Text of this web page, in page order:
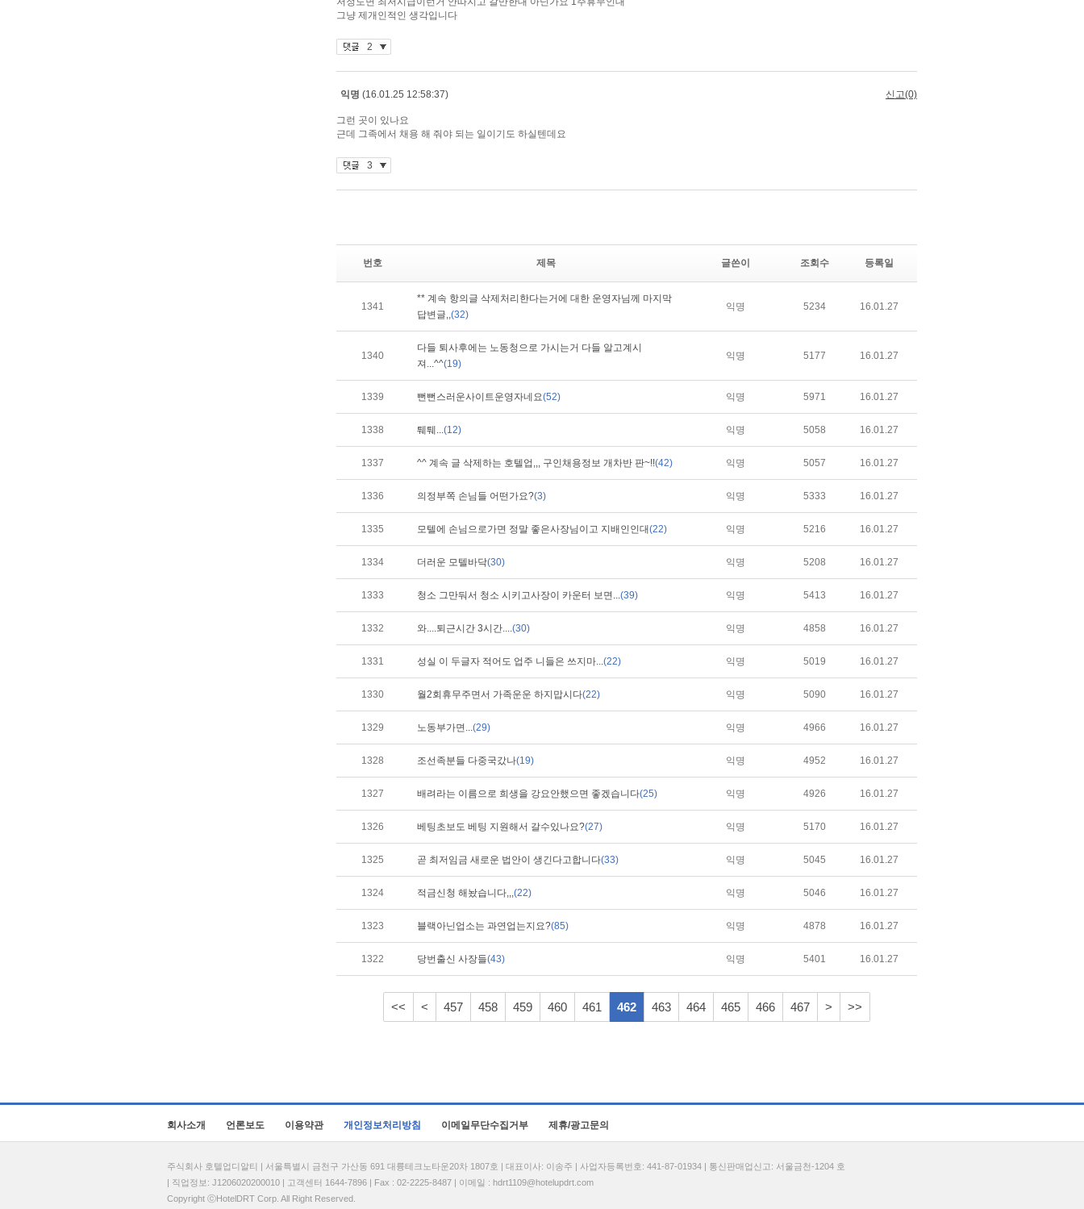
번호 제목 글쓴이 조회수 등록일
1341
** 계속 항의글 삭제처리한다는거에 대한 운영자님께 마지막
답변글,,(32)
익명 5234 16.01.27
1340
다들 퇴사후에는 노동청으로 가시는거 다들 알고계시
져...^^(19)
익명 5177 16.01.27
1339 뻔뻔스러운사이트운영자네요(52) 익명 5971 16.01.27
1338 퉤퉤...(12) 익명 5058 16.01.27
1337 ^^ 계속 글 삭제하는 호텔업,,, 구인채용정보 개차반 판~!!(42) 익명 5057 16.01.27
1336 의정부쪽 손님들 어떤가요?(3) 익명 5333 16.01.27
1335 모텔에 손님으로가면 정말 좋은사장님이고 지배인인대(22) 익명 5216 16.01.27
1334 더러운 모텔바닥(30) 익명 5208 16.01.27
1333 청소 그만둬서 청소 시키고사장이 카운터 보면...(39) 익명 5413 16.01.27
1332 와....퇴근시간 3시간....(30) 익명 4858 16.01.27
1331 성실 이 두글자 적어도 업주 니들은 쓰지마...(22) 익명 5019 16.01.27
1330 월2회휴무주면서 가족운운 하지맙시다(22) 익명 5090 16.01.27
1329 노동부가면...(29) 익명 4966 16.01.27
1328 조선족분들 다중국갔나(19) 익명 4952 16.01.27
1327 배려라는 이름으로 희생을 강요안했으면 좋겠습니다(25) 익명 4926 16.01.27
1326 베팅초보도 베팅 지원해서 갈수있나요?(27) 익명 5170 16.01.27
1325 곧 최저임금 새로운 법안이 생긴다고합니다(33) 익명 5045 16.01.27
1324 적금신청 해놨습니다,,,(22) 익명 5046 16.01.27
1323 블랙아닌업소는 과연업는지요?(85) 익명 4878 16.01.27
1322 당번출신 사장들(43) 익명 5401 16.01.27
<< < 457 458 459 460 461 462 463 464 465 466 467 > >>
회사소개 언론보도 이용약관 개인정보처리방침 이메일무단수집거부 제휴/광고문의
주식회사 호텔업디알티 | 서울특별시 금천구 가산동 691 대륭테크노타운20차 1807호 | 대표이사: 이송주 | 사업자등록번호: 441-87-01934 | 통신판매업신고: 서울금천-1204 호
| 직업정보: J1206020200010 | 고객센터 1644-7896 | Fax : 02-2225-8487 | 이메일 : hdrt1109@hotelupdrt.com
Copyright ⓒHotelDRT Corp. All Right Reserved.